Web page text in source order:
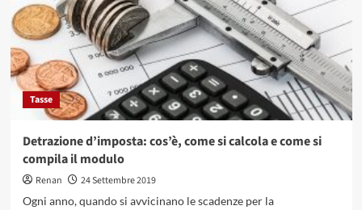
Tasse
Detrazione d’imposta: cos’è, come si calcola e come si
compila il modulo
Renan
24 Settembre 2019
Ogni anno, quando si avvicinano le scadenze per la